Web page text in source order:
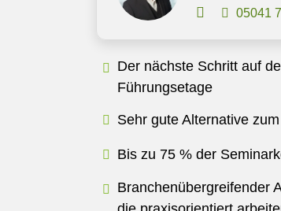
05041
Der nächste Schritt auf
Führungsetage
Sehr gute Alternative
Bis zu 75 % der
Branchenübergreifender